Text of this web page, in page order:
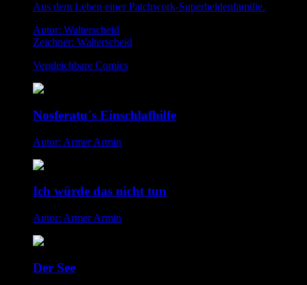
Aus dem Leben einer Patchwork-Superheldenfamilie.
Autor: Walterscheid
Zeichner: Walterscheid
Vergleichbare Comics
Nosferatu´s Einschlafhilfe
Autor: Armer Armin
Ich würde das nicht tun
Autor: Armer Armin
Der See